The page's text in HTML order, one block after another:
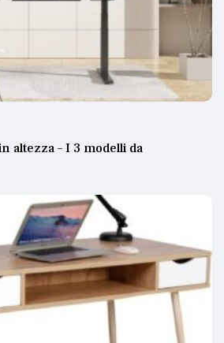
altezza – I 3 modelli da